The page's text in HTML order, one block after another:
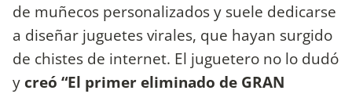
de muñecos personalizados y suele dedicarse
a diseñar juguetes virales, que hayan surgido
de chistes de internet. El juguetero no lo dudó
y creó “El primer eliminado de GRAN